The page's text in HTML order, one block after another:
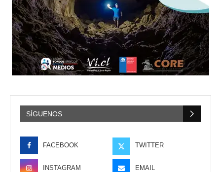
SÍGUENOS
FACEBOOK TWITTER
INSTAGRAM EMAIL